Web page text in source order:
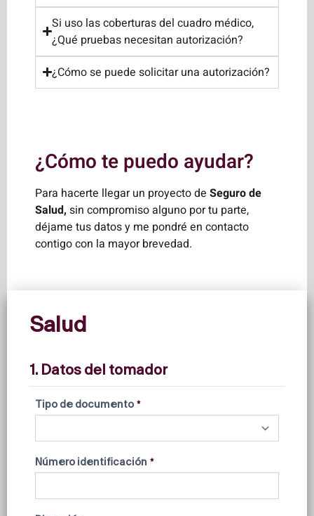
Si uso las coberturas del cuadro médico,
¿Qué pruebas necesitan autorización?
¿Cómo se puede solicitar una autorización?
¿Cómo te puedo ayudar?
Para hacerte llegar un proyecto de Seguro de
Salud, sin compromiso alguno por tu parte,
déjame tus datos y me pondré en contacto
contigo con la mayor brevedad.